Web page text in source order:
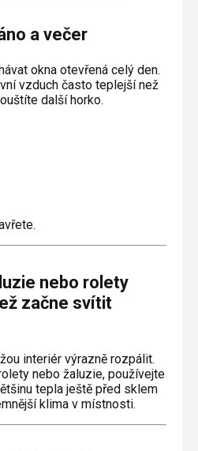
a večer
okna otevřená celý den.
vzduch často teplejší než
další horko.
nebo rolety
začne svítit
interiér výrazně rozpálit.
nebo žaluzie, používejte
tepla ještě před sklem
klima v místnosti.